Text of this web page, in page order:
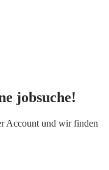
jobsuche!
Account und wir finden